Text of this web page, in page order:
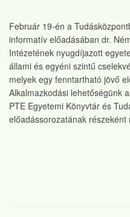
Február 19-én a
informatív előadásában dr.
Intézetének nyugdíjazott
állami és egyéni szintű
melyek egy fenntartható jövő
Alkalmazkodási lehetőségünk
PTE Egyetemi Könyvtár és
előadássorozatának részeként